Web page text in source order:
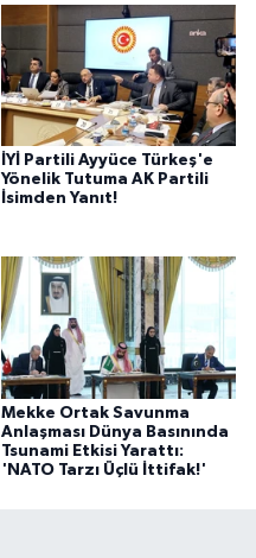
İYİ Partili Ayyüce Türkeş'e
Yönelik Tutuma AK Partili
İsimden Yanıt!
Mekke Ortak Savunma
Anlaşması Dünya Basınında
Tsunami Etkisi Yarattı:
'NATO Tarzı Üçlü İttifak!'